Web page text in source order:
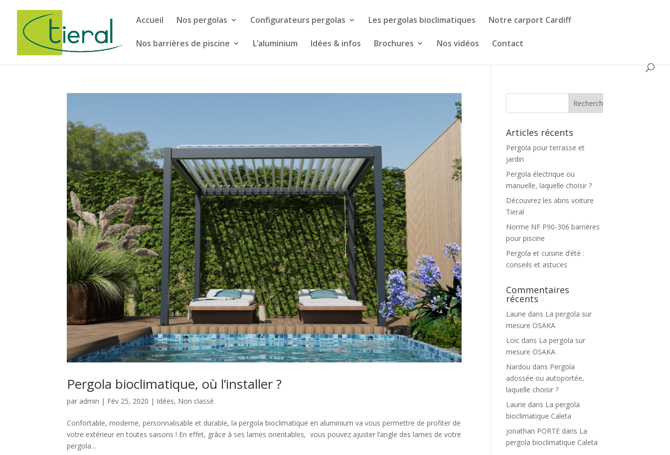
Accueil Nos pergolas Configurateurs pergolas Les pergolas bioclimatiques Notre carport Cardiff
Nos barrières de piscine L’aluminium Idées & infos Brochures Nos vidéos Contact
Pergola bioclimatique, où l’installer ?
par admin | Fév 25, 2020 | Idées, Non classé
Confortable, moderne, personnalisable et durable, la pergola bioclimatique en aluminium va vous permettre de profiter de
votre extérieur en toutes saisons ! En effet, grâce à ses lames orientables, vous pouvez ajuster l’angle des lames de votre
pergola...
Articles récents
Pergola pour terrasse et
jardin
Pergola électrique ou
manuelle, laquelle choisir ?
Découvrez les abris voiture
Tieral
Norme NF P90-306 barrières
pour piscine
Pergola et cuisine d’été :
conseils et astuces
Commentaires
récents
Laurie dans La pergola sur
mesure OSAKA
Loic dans La pergola sur
mesure OSAKA
Nardou dans Pergola
adossée ou autoportée,
laquelle choisir ?
Laurie dans La pergola
bioclimatique Caleta
jonathan PORTE dans La
pergola bioclimatique Caleta